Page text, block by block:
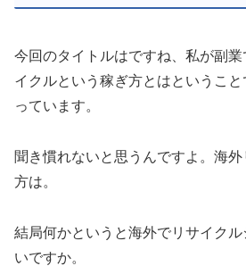
今回のタイトルはですね、私が副
イクルという稼ぎ方とはというこ
っています。
聞き慣れないと思うんですよ。海
方は。
結局何かというと海外でリサイク
いですか。